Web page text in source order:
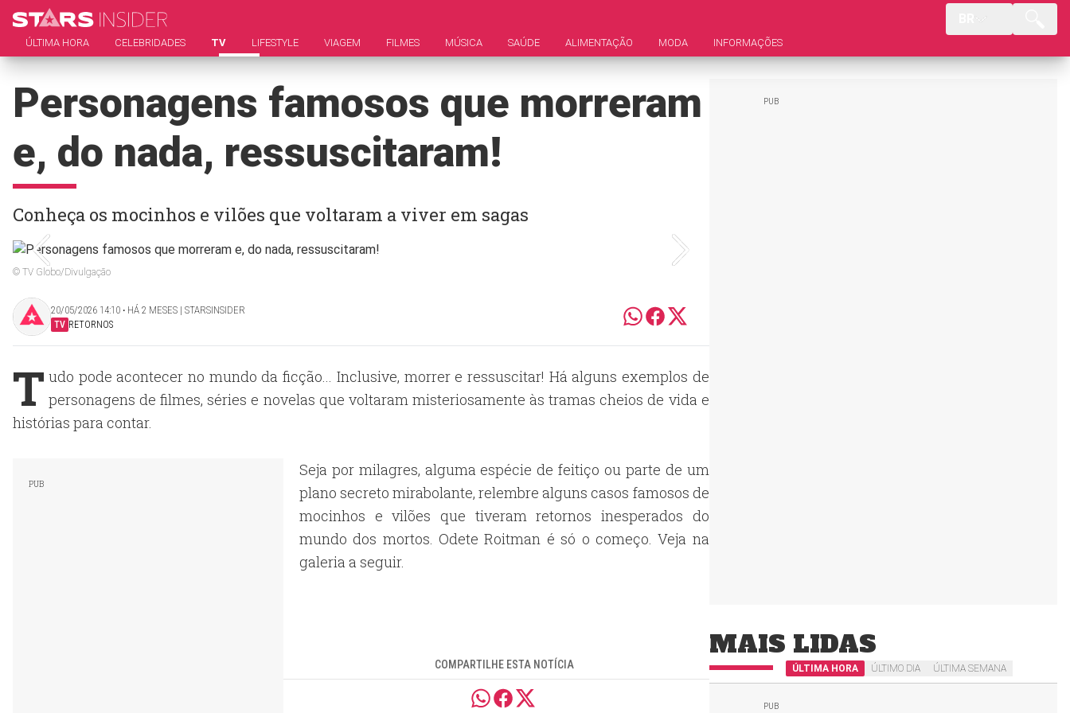
ÚLTIMA HORA CELEBRIDADES TV LIFESTYLE VIAGEM FILMES MÚSICA SAÚDE ALIMENTAÇÃO MODA INFORMAÇÕES
Personagens famosos que morreram
e, do nada, ressuscitaram!
Conheça os mocinhos e vilões que voltaram a viver em sagas
© TV Globo/Divulgação
20/05/2026 14:10 ‧ HÁ 2 MESES | STARSINSIDER
TV RETORNOS
T udo pode acontecer no mundo da ficção... Inclusive, morrer e ressuscitar! Há alguns exemplos de
personagens de filmes, séries e novelas que voltaram misteriosamente às tramas cheios de vida e
histórias para contar.
Seja por milagres, alguma espécie de feitiço ou parte de um
plano secreto mirabolante, relembre alguns casos famosos de
mocinhos e vilões que tiveram retornos inesperados do
mundo dos mortos. Odete Roitman é só o começo. Veja na
galeria a seguir.
COMPARTILHE ESTA NOTÍCIA
MAIS LIDAS
ÚLTIMA HORA ÚLTIMO DIA ÚLTIMA SEMANA